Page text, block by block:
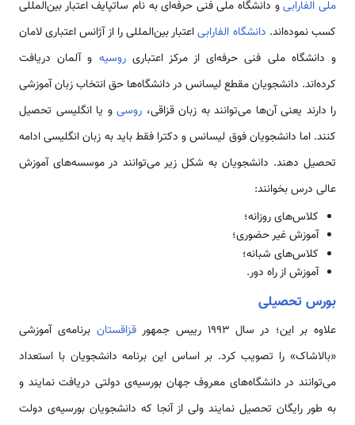
ملی الفارابیو دانشگاه ملی فنی حرفه‌ای به نام ساتپایف اعتبار بین‌المللی
کسب نموده‌اند. دانشگاه الفارابیاعتبار بین‌المللی را از آژانس اعتباری لامان
و دانشگاه ملی فنی حرفه‌ای از مرکز اعتباریروسیه و آلمان دریافت
کرده‌اند. دانشجویان مقطع لیسانس در دانشگاه‌ها حق انتخاب زبان آموزشی
را دارند یعنی آن‌ها می‌توانند به زبان قزاقی، روسی و یا انگلیسی تحصیل
کنند. اما دانشجویان فوق لیسانس و دکترا فقط باید به زبان انگلیسی ادامه
تحصیل دهند. دانشجویان به شکل زیر می‌توانند در موسسه‌های آموزش
عالی درس بخوانند:
کلاس‌های روزانه؛
آموزش غیر حضوری؛
کلاس‌های شبانه؛
آموزش از راه دور.
بورس تحصیلی
علاوه بر این؛ در سال ۱۹۹۳ رییس جمهور قزاقستان برنامه‌ی آموزشی
«بالاشاک» را تصویب کرد. بر اساس این برنامه دانشجویان با استعداد
می‌توانند در دانشگاه‌های معروف جهان بورسیه‌ی دولتی دریافت نمایند و
به طور رایگان تحصیل نمایند ولی از آنجا که دانشجویان بورسیه‌ی دولت